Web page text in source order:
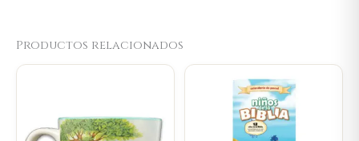
Productos relacionados
Current